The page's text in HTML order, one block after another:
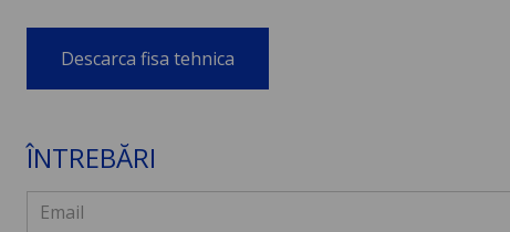
Descarca fisa tehnica
ÎNTREBĂRI